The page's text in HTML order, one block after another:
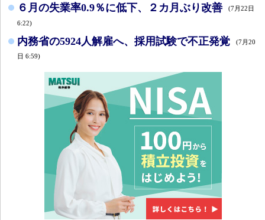
６月の失業率0.9％に低下、２カ月ぶり改善 (7月22日
6:22)
内務省の5924人解雇へ、採用試験で不正発覚
(7月20
日 6:59)